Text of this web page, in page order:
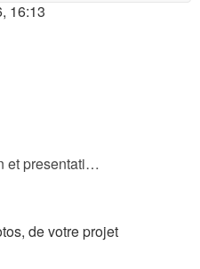
16:13
et presentati…
de votre projet